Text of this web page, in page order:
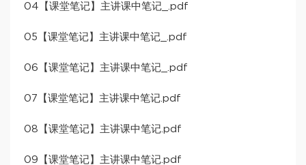
04【课堂笔记】主讲课中笔记_.pdf
05【课堂笔记】主讲课中笔记_.pdf
06【课堂笔记】主讲课中笔记_.pdf
07【课堂笔记】主讲课中笔记.pdf
08【课堂笔记】主讲课中笔记.pdf
09【课堂笔记】主讲课中笔记.pdf